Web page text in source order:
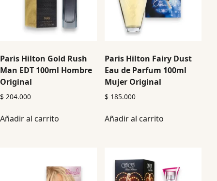
Paris Hilton Gold Rush
Man EDT 100ml Hombre
Original
$ 204.000
Añadir al carrito
Paris Hilton Fairy Dust
Eau de Parfum 100ml
Mujer Original
$ 185.000
Añadir al carrito